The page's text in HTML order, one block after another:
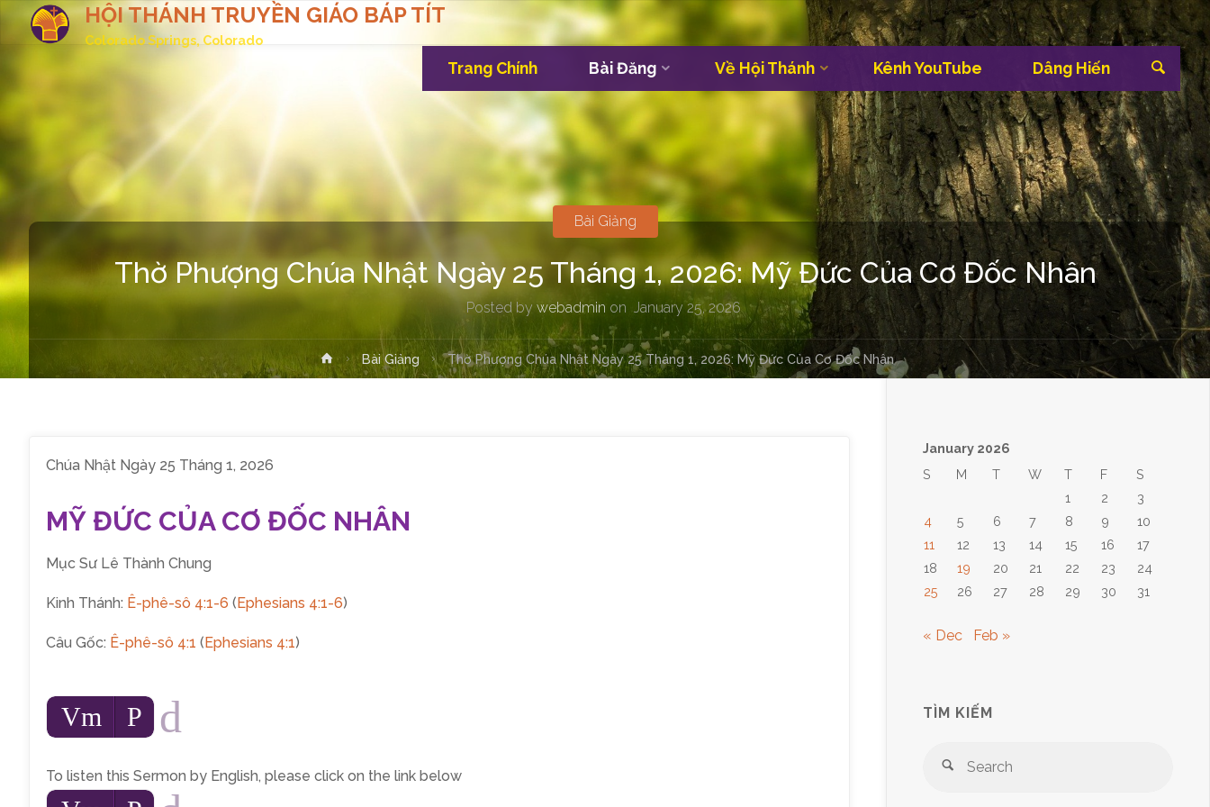
HỘI THÁNH TRUYỀN GIÁO BÁP TÍT
Colorado Springs, Colorado
Skip
to
content
Trang Chính Bài Đăng Về Hội Thánh Kênh YouTube Dâng Hiến
Thờ Phượng Chúa Nhật Ngày 25 Tháng 1, 2026: Mỹ Đức Của Cơ Đốc Nhân
Posted by webadmin on January 25, 2026
Bài Giảng
HomeBài Giảng Thờ Phượng Chúa Nhật Ngày 25 Tháng 1, 2026: Mỹ Đức Của Cơ Đốc Nhân
Chúa Nhật Ngày 25 Tháng 1, 2026
MỸ ĐỨC CỦA CƠ ĐỐC NHÂN
Mục Sư Lê Thành Chung
Kinh Thánh: Ê-phê-sô 4:1-6 ( Ephesians 4:1-6)
Câu Gốc: Ê-phê-sô 4:1 ( Ephesians 4:1)
Audio
Player
Vm P d
To listen this Sermon by English, please click on the link below
Audio
January 2026
S
M T W T F
S
1
2
3
4
5 6 7 8 9
10
11
12 13 14 15 16
17
18
19 20 21 22 23
24
25
26 27 28 29 30 31
« Dec Feb »
TÌM KIẾM
Search